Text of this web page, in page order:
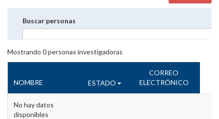
Buscar personas
Mostrando 0personas investigadoras
NOMBRE ESTADO
CORREO
ELECTRÓNICO
No hay datos
disponibles